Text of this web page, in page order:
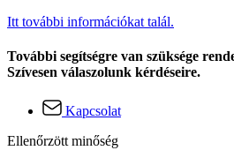
Itt további információkat talál.
További segítségre van szüksége
Szívesen válaszolunk kérdéseire.
Kapcsolat
Ellenőrzött minőség